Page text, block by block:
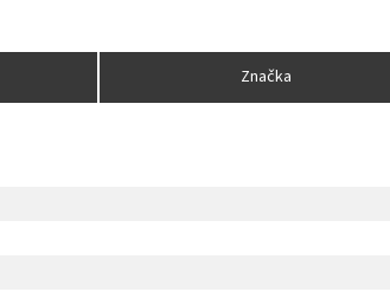
Značka